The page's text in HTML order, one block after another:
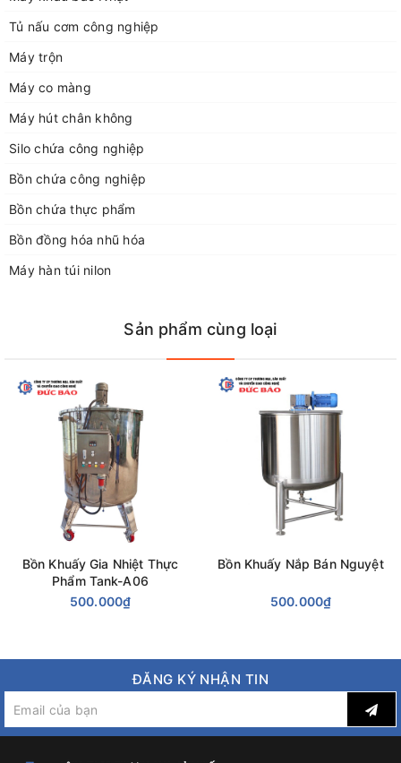
Nội.
Điện thoại 1: 0929168883
Điện thoại 3: 0243266226
Điện thoại 4: 0948052554
Email: congngheducbao83@gmail.com
Website: https://congngheducbao.com
Tủ nấu cơm công nghiệp
Máy trộn
Máy co màng
Máy hút chân không
Silo chứa công nghiệp
Bồn chứa công nghiệp
Bồn chứa thực phẩm
Bồn đồng hóa nhũ hóa
Máy hàn túi nilon
Sản phẩm cùng loại
Bồn Khuấy Gia Nhiệt Thực
Phẩm Tank-A06
500.000₫
Bồn Khuấy Nắp Bán Nguyệt
500.000₫
ĐĂNG KÝ NHẬN TIN